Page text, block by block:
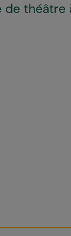
de théâtre